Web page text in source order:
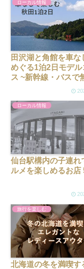
ローカル情報
田沢湖と角館を車な
めぐる1泊2日モデル
ス ~新幹線・バスで
ローカル情報
仙台駅構内の子連れ
ルメを楽しめるお店
旅行を楽しむ
北海道の冬を満喫す